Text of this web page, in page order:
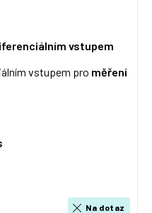
vstupem
vstupem pro měření
Na dotaz